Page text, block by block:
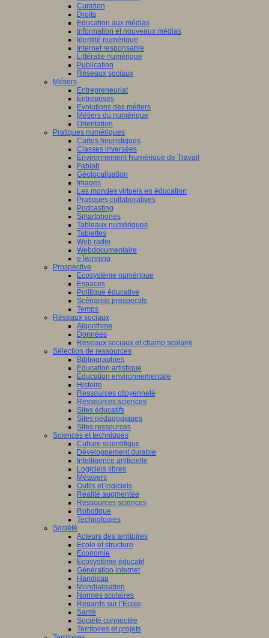
Curation
Droits
Education aux médias
Information et nouveaux médias
Identité numérique
Internet responsable
Littératie numérique
Publication
Réseaux sociaux
Métiers
Entrepreneuriat
Entreprises
Evolutions des métiers
Métiers du numérique
Orientation
Pratiques numériques
Cartes heuristiques
Classes inversées
Environnement Numérique de Travail
Fablab
Géolocalisation
Images
Les mondes virtuels en éducation
Pratiques collaboratives
Podcasting
Smartphones
Tableaux numériques
Tablettes
Web radio
Webdocumentaire
eTwinning
Prospective
Ecosystème numérique
Espaces
Politique éducative
Scénarios prospectifs
Temps
Réseaux sociaux
Algorithme
Données
Réseaux sociaux et champ scolaire
Sélection de ressources
Bibliographies
Education artistique
Education environnementale
Histoire
Ressources citoyenneté
Ressources sciences
Sites éducatifs
Sites pédagogiques
Sites ressources
Sciences et techniques
Culture scientifique
Développement durable
Intelligence artificielle
Logiciels libres
Métavers
Outils et logiciels
Réalité augmentée
Ressources sciences
Robotique
Technologies
Société
Acteurs des territoires
Ecole et structure
Economie
Ecosystème éducatif
Génération internet
Handicap
Mondialisation
Normes scolaires
Regards sur l’Ecole
Santé
Société connectée
Territoires et projets